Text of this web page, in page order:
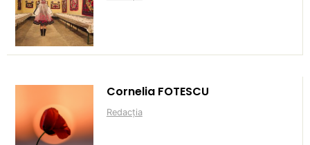
Cornelia FOTESCU
Redacția